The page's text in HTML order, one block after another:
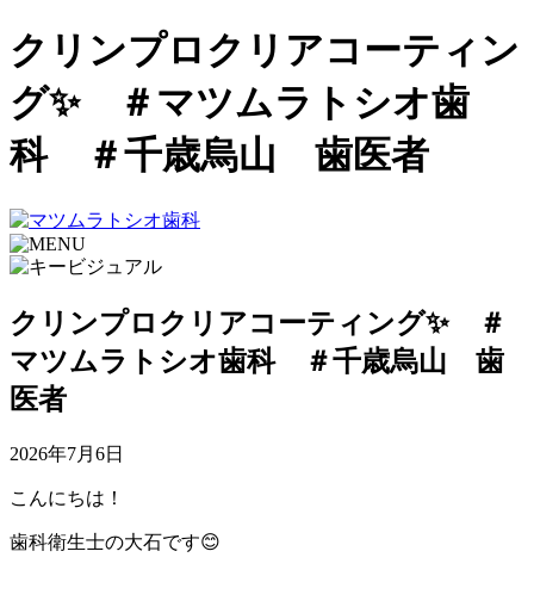
クリンプロクリアコーティン
グ✨ ＃マツムラトシオ歯
科 ＃千歳烏山 歯医者
クリンプロクリアコーティング✨ ＃
マツムラトシオ歯科 ＃千歳烏山 歯
医者
2026年7月6日
こんにちは！
歯科衛生士の大石です😊